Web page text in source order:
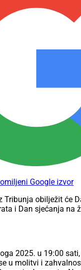
Google izvor
Tribunja obilježit će
i Dan sjećanja na
2025. u 19:00
u molitvi i